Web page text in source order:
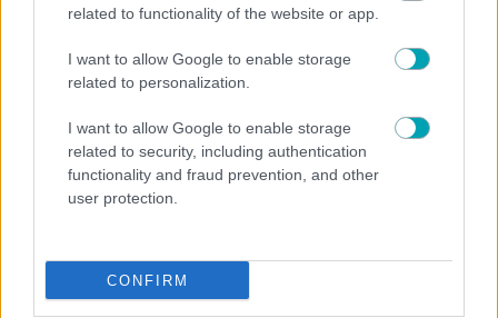
related to functionality of the website or app.
I want to allow Google to enable storage
related to personalization.
I want to allow Google to enable storage
related to security, including authentication
functionality and fraud prevention, and other
user protection.
CONFIRM